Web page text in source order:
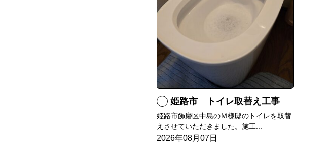
姫路市 トイレ取替え工事
姫路市飾磨区中島のＭ様邸のトイレを取替
えさせていただきました。施工...
2026年08月07日